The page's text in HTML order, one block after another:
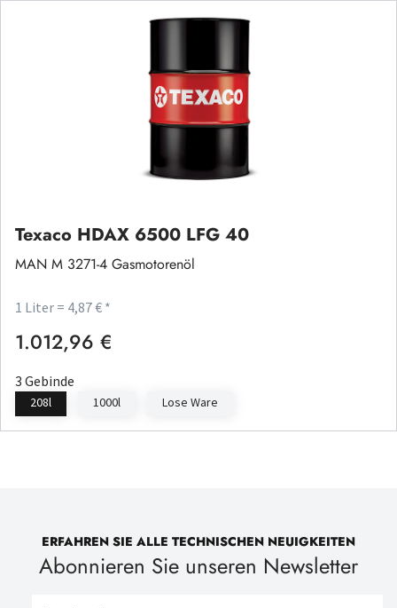
Texaco HDAX 6500 LFG 40
MAN M 3271-4 Gasmotorenöl
1 Liter = 4,87 € *
Regulärer Preis:
1.012,96 €
3 Gebinde
208l 1000l Lose Ware
ERFAHREN SIE ALLE TECHNISCHEN NEUIGKEITEN
Abonnieren Sie unseren Newsletter